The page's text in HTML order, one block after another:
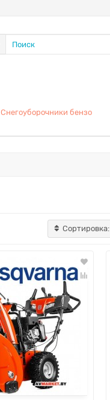
Снегоуборочники бензо
Сортировка: